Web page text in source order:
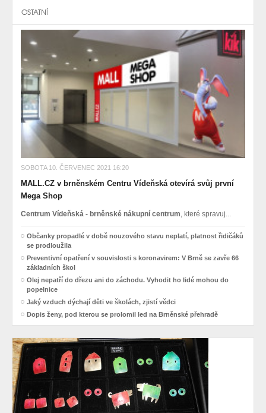
OSTATNÍ
SOBOTA 10. ČERVENEC 2021 16:20
MALL.CZ v brněnském Centru Vídeňská otevírá svůj první
Mega Shop
Centrum Vídeňská - brněnské nákupní centrum, které spravuj...
Občanky propadlé v době nouzového stavu neplatí, platnost řidičáků
se prodloužila
Preventivní opatření v souvislosti s koronavirem: V Brně se zavře 66
základních škol
Olej nepatří do dřezu ani do záchodu. Vyhodit ho lidé mohou do
popelnice
Jaký vzduch dýchají děti ve školách, zjistí vědci
Dopis ženy, pod kterou se prolomil led na Brněnské přehradě